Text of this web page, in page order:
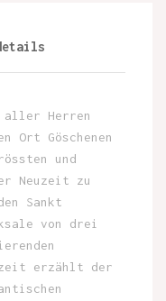
aller Herren
Ort Göschenen
und
Neuzeit zu
Sankt
von drei
erzählt der